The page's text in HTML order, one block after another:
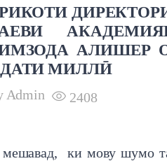
АЛИШЕР
МИЛЛӢ
Admin 2408
ки мову шумо